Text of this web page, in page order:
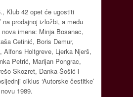
Klub 42 opet će ugostiti
na prodajnoj izložbi, a među
imena: Minja Bosanac,
Cetinić, Boris Demur,
Alfons Holtgreve, Ljerka Njerš,
Petrić, Marijan Pongrac,
Skozret, Danka Šošić i
ciklus ‘Autorske čestitke’
1989.